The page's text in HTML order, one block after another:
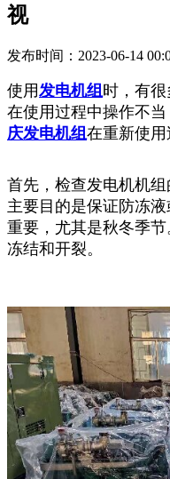
视
发布时间：2023-06-14
使用发电机组 时，有
在使用过程中操作不
庆发电机组 在重新使
首先，检查发电机机组
主要目的是保证防冻
重要，尤其是秋冬季
冻结和开裂。